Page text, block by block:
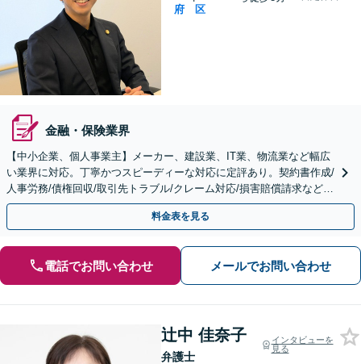
府
区
金融・保険業界
【中小企業、個人事業主】メーカー、建設業、IT業、物流業など幅広
い業界に対応。丁寧かつスピーディーな対応に定評あり。契約書作成/
人事労務/債権回収/取引先トラブル/クレーム対応/損害賠償請求など
【顧問／スポット対応可】【Web面談可】
料金表を見る
電話でお問い合わせ メールでお問い合わせ
辻中 佳奈子
弁護士
インタビューを
見る